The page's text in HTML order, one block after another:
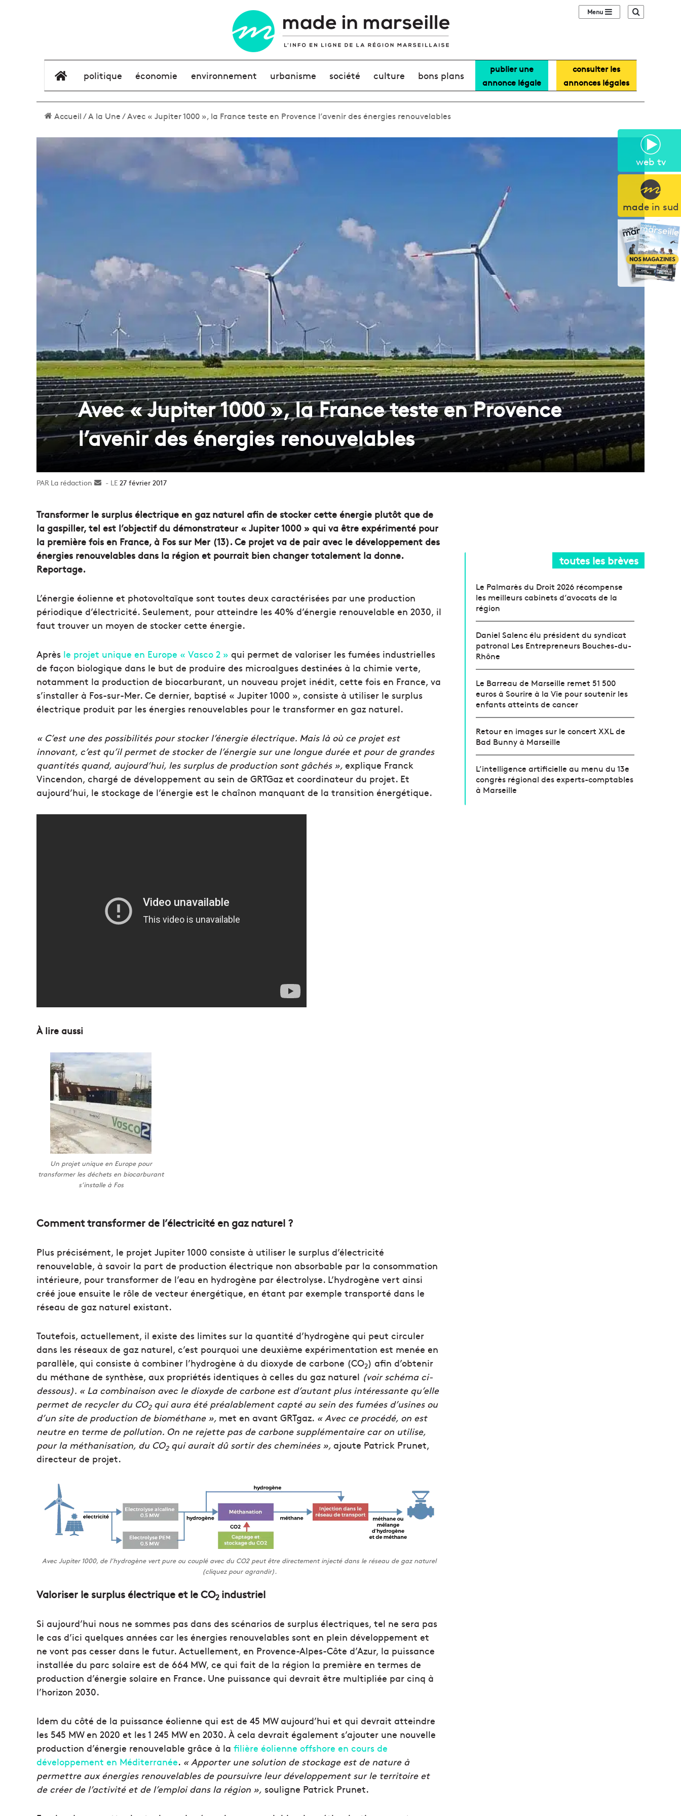
web tv
made in sud
Sidebar (barre
élément de menu
politique économie environnement urbanisme société culture bons plans
publier une
annonce légale
consulter les
annonces légales
Accueil/A la Une/Avec « Jupiter 1000 », la France teste en Provence l’avenir des énergies renouvelables
Avec « Jupiter 1000 », la France teste en Provence
l’avenir des énergies renouvelables
La rédaction
Envoyer27 février 2017
Transformer le surplus électrique en gaz naturel afin de stocker cette énergie plutôt que de
la gaspiller, tel est l’objectif du démonstrateur « Jupiter 1000 » qui va être expérimenté pour
la première fois en France, à Fos sur Mer (13). Ce projet va de pair avec le développement des
énergies renouvelables dans la région et pourrait bien changer totalement la donne.
Reportage.
L’énergie éolienne et photovoltaïque sont toutes deux caractérisées par une production
périodique d’électricité. Seulement, pour atteindre les 40% d’énergie renouvelable en 2030, il
faut trouver un moyen de stocker cette énergie.
Après le projet unique en Europe « Vasco 2 » qui permet de valoriser les fumées industrielles
de façon biologique dans le but de produire des microalgues destinées à la chimie verte,
notamment la production de biocarburant, un nouveau projet inédit, cette fois en France, va
s’installer à Fos-sur-Mer. Ce dernier, baptisé « Jupiter 1000 », consiste à utiliser le surplus
électrique produit par les énergies renouvelables pour le transformer en gaz naturel.
« C’est une des possibilités pour stocker l’énergie électrique. Mais là où ce projet est
innovant, c’est qu’il permet de stocker de l’énergie sur une longue durée et pour de grandes
quantités quand, aujourd’hui, les surplus de production sont gâchés », explique Franck
Vincendon, chargé de développement au sein de GRTGaz et coordinateur du projet. Et
aujourd’hui, le stockage de l’énergie est le chaînon manquant de la transition énergétique.
À lire aussi
Un projet unique en Europe pour
transformer les déchets en biocarburant
s’installe à Fos
Comment transformer de l’électricité en gaz naturel ?
Plus précisément, le projet Jupiter 1000 consiste à utiliser le surplus d’électricité
renouvelable, à savoir la part de production électrique non absorbable par la consommation
intérieure, pour transformer de l’eau en hydrogène par électrolyse. L’hydrogène vert ainsi
créé joue ensuite le rôle de vecteur énergétique, en étant par exemple transporté dans le
réseau de gaz naturel existant.
Toutefois, actuellement, il existe des limites sur la quantité d’hydrogène qui peut circuler
dans les réseaux de gaz naturel, c’est pourquoi une deuxième expérimentation est menée en
parallèle, qui consiste à combiner l’hydrogène à du dioxyde de carbone (CO2) afin d’obtenir
du méthane de synthèse, aux propriétés identiques à celles du gaz naturel (voir schéma ci-
dessous). « La combinaison avec le dioxyde de carbone est d’autant plus intéressante qu’elle
permet de recycler du CO2qui aura été préalablement capté au sein des fumées d’usines ou
d’un site de production de biométhane », met en avant GRTgaz. « Avec ce procédé, on est
neutre en terme de pollution. On ne rejette pas de carbone supplémentaire car on utilise,
pour la méthanisation, du CO2qui aurait dû sortir des cheminées », ajoute Patrick Prunet,
directeur de projet.
Avec Jupiter 1000, de l’hydrogène vert pure ou couplé avec du CO2 peut être directement injecté dans le réseau de gaz naturel
(cliquez pour agrandir).
Valoriser le surplus électrique et le CO2 industriel
Si aujourd’hui nous ne sommes pas dans des scénarios de surplus électriques, tel ne sera pas
le cas d’ici quelques années car les énergies renouvelables sont en plein développement et
ne vont pas cesser dans le futur. Actuellement, en Provence-Alpes-Côte d’Azur, la puissance
installée du parc solaire est de 664 MW, ce qui fait de la région la première en termes de
production d’énergie solaire en France. Une puissance qui devrait être multipliée par cinq à
l’horizon 2030.
Idem du côté de la puissance éolienne qui est de 45 MW aujourd’hui et qui devrait atteindre
les 545 MW en 2020 et les 1 245 MW en 2030. À cela devrait également s’ajouter une nouvelle
production d’énergie renouvelable grâce à la filière éolienne offshore en cours de
développement en Méditerranée. « Apporter une solution de stockage est de nature à
permettre aux énergies renouvelables de poursuivre leur développement sur le territoire et
de créer de l’activité et de l’emploi dans la région », souligne Patrick Prunet.
toutes les brèves
Le Palmarès du Droit 2026 récompense
les meilleurs cabinets d’avocats de la
région
Daniel Salenc élu président du syndicat
patronal Les Entrepreneurs Bouches-du-
Rhône
Le Barreau de Marseille remet 51 500
euros à Sourire à la Vie pour soutenir les
enfants atteints de cancer
Retour en images sur le concert XXL de
Bad Bunny à Marseille
L’intelligence artificielle au menu du 13e
congrès régional des experts-comptables
à Marseille